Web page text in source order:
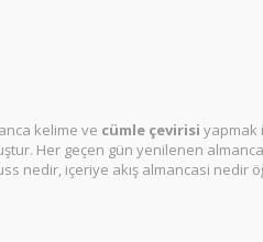
kelime ve cümle çevirisi yapmak
Her geçen gün yenilenen
nedir, içeriye akış almancasi nedir